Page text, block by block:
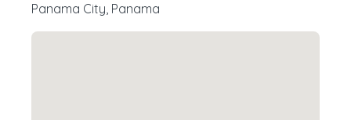
Panama City, Panama